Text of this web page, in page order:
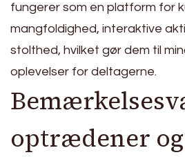
fungerer som en platform for
mangfoldighed, interaktive
stolthed, hvilket gør dem til
oplevelser for deltagerne.
optrædener og